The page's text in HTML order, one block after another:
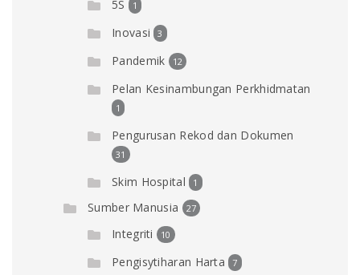
5S 1
Inovasi 3
Pandemik 12
Pelan Kesinambungan Perkhidmatan
1
Pengurusan Rekod dan Dokumen
31
Skim Hospital 1
Sumber Manusia 27
Integriti 10
Pengisytiharan Harta 7